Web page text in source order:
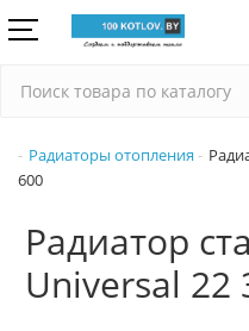
Радиаторы отопления
600
Радиатор
Universal 22